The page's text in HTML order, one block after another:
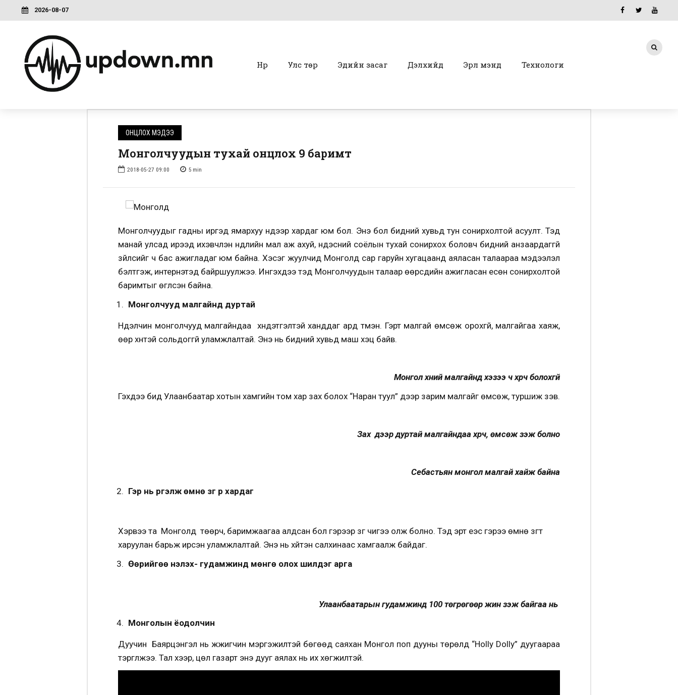
2026-08-07
Нүүр Улс төр Эдийн засаг Дэлхийд Эрүүл мэнд Технологи
ОНЦЛОХ МЭДЭЭ
Монголчуудын тухай онцлох 9 баримт
2018-05-27 09:00 5 min
Монголчуудыг гадны иргэд ямархуу нүдээр хардаг юм бол. Энэ бол бидний хувьд тун сонирхолтой асуулт. Тэд
манай улсад ирээд ихэвчлэн нүүдлийн мал аж ахуй, үндэсний соёлын тухай сонирхох боловч бидний анзаардаггүй
зүйлсийг ч бас ажигладаг юм байна. Хэсэг жуулчид Монголд сар гаруйн хугацаанд аяласан талаараа мэдээлэл
бэлтгэж, интернэтэд байршуулжээ. Ингэхдээ тэд Монголчуудын талаар өөрсдийн ажигласан есөн сонирхолтой
баримтыг өгүүлсэн байна.
Монголчууд малгайнд дуртай
Нүүдэлчин монголчууд малгайндаа хүндэтгэлтэй ханддаг ард түмэн. Гэрт малгай өмсөж орохгүй, малгайгаа хаяж,
өөр хүнтэй сольдоггүй уламжлалтай. Энэ нь бидний хувьд маш хэцүү байв.
Монгол хүний малгайнд хэзээ ч хүрч болохгүй
Гэхдээ бид Улаанбаатар хотын хамгийн том хар зах болох “Наран туул” дээр зарим малгайг өмсөж, туршиж үзэв.
Зах дээр дуртай малгайндаа хүрч, өмсөж үзэж болно
Себастьян монгол малгай хайж байна
Гэр нь үргэлж өмнө зүг рүү хардаг
Хэрвээ та Монголд төөрч, баримжаагаа алдсан бол гэрээр зүг чигээ олж болно. Тэд эрт үеэс гэрээ өмнө зүгт
харуулан барьж ирсэн уламжлалтай. Энэ нь хүйтэн салхинаас хамгаалж байдаг.
Өөрийгөө үнэлэх- гудамжинд мөнгө олох шилдэг арга
Улаанбаатарын гудамжинд 100 төгрөгөөр жин үзэж байгаа нь
Монголын ёодолчин
Дуучин Баярцэнгэл нь жүжигчин мэргэжилтэй бөгөөд саяхан Монгол поп дууны төрөлд “Holly Dolly” дуугаараа
тэргүүлжээ. Тал хээр, цөл газарт энэ дууг аялах нь их хөгжилтэй.